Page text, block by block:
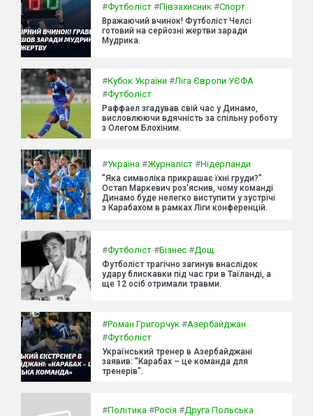
#Футболіст #Півзахисник #Спорт
Вражаючий вчинок! Футболіст Челсі
готовий на серйозні жертви заради
Мудрика.
#Кубок України #Ліга Європи УЄФА
#Футболіст
Раффаел згадував свій час у Динамо,
висловлюючи вдячність за спільну роботу
з Олегом Блохіним.
#Україна #Журналіст #Нідерланди
"Яка символіка прикрашає їхні груди?"
Остап Маркевич роз'яснив, чому команді
Динамо буде нелегко виступити у зустрічі
з Карабахом в рамках Ліги конференцій.
#Футболіст #Бізнес #Дощ
Футболіст трагічно загинув внаслідок
удару блискавки під час гри в Таїланді, а
ще 12 осіб отримали травми.
#Роман Григорчук #Азербайджан
#Футболіст
Український тренер в Азербайджані
заявив: "Карабах – це команда для
тренерів".
#Політика #Росія #Друга Польська